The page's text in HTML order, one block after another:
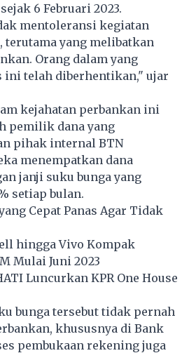
6 Februari 2023.
mentoleransi kegiatan
terutama yang melibatkan
Orang dalam yang
ini telah diberhentikan," ujar
kejahatan perbankan ini
pemilik dana yang
pihak internal BTN
menempatkan dana
janji suku bunga yang
setiap bulan.
Cepat Panas Agar Tidak
hingga Vivo Kompak
Mulai Juni 2023
Luncurkan KPR One House
bunga tersebut tidak pernah
khususnya di Bank
pembukaan rekening juga